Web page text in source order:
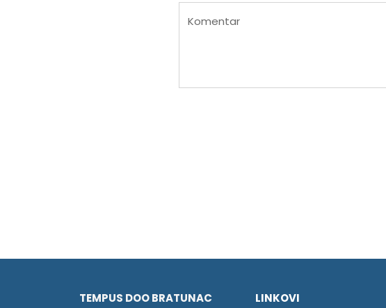
Komentar
TEMPUS DOO BRATUNAC
LINKOVI